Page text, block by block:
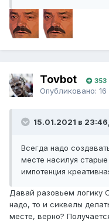
Tovbot 353
Опубликовано:
15.01.2021 в
Всегда надо
месте насилуя
импотенция
Давай разовьем логику
надо, то и сиквелы
месте, верно?